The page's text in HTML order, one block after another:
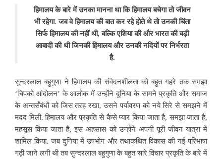
हिमालय के बारे में उनकामानना था कि हिमालय बचेगा तो जीवन
भी रहेगा. जब वे हिमालय की बात कर रहे होते थे तो उनकी चिंता
सिर्फ हिमालय की नहीं थी, बल्कि एशिया की और भारत की बड़ी
आबादी की थी जिनकी हिमालय और उनकी नदियों पर निर्भरता
है.
सुन्दरलाल बहुगुणा ने हिमालय की संवेदनशीलता को बहुत गहरे तक समझा
‘चिपको आंदोलन’ के आलोक में उन्होंने दुनिया के सामने प्रकृति और समाज
के अन्तर्संबंधों को जिस तरह रखा, उसने पर्यावरण को नये सिरे से समझने में
मदद मिली. हिमालय और प्रकृति से कैसे प्यार किया जाता है, समझा जाता है,
महसूस किया जाता है,इस अहसास को उन्होंने अपनी पूरी जीवन यात्रा में
शामिल किया. जब दुनिया में उपभोग और तथाकथित विकास की नई परिभाषा
गढ़ी जाने लगी थी तब सुन्दरलाल बहुगुणा के बहुत सारे विचार प्रकृति के बारे में